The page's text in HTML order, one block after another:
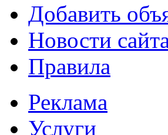
Добавить
Новости
Правила
Реклама
Услуги